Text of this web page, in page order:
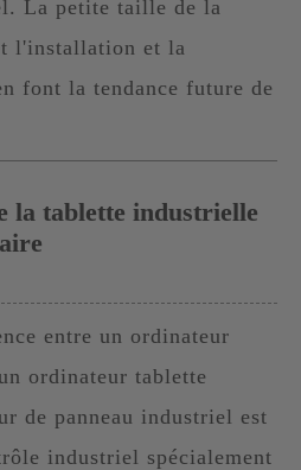
La petite taille de la
l'installation et la
font la tendance future de
la tablette industrielle
entre un ordinateur
ordinateur tablette
de panneau industriel est
industriel spécialement